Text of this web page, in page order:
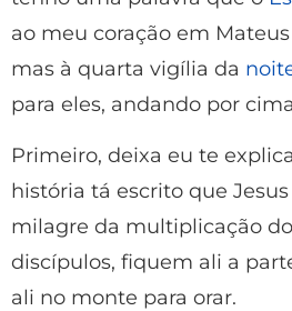
ao meu coração em Mateus
mas à quarta vigília da
para eles, andando por
Primeiro, deixa eu te
história tá escrito que
milagre da multiplicação
discípulos, fiquem ali a
ali no monte para orar.